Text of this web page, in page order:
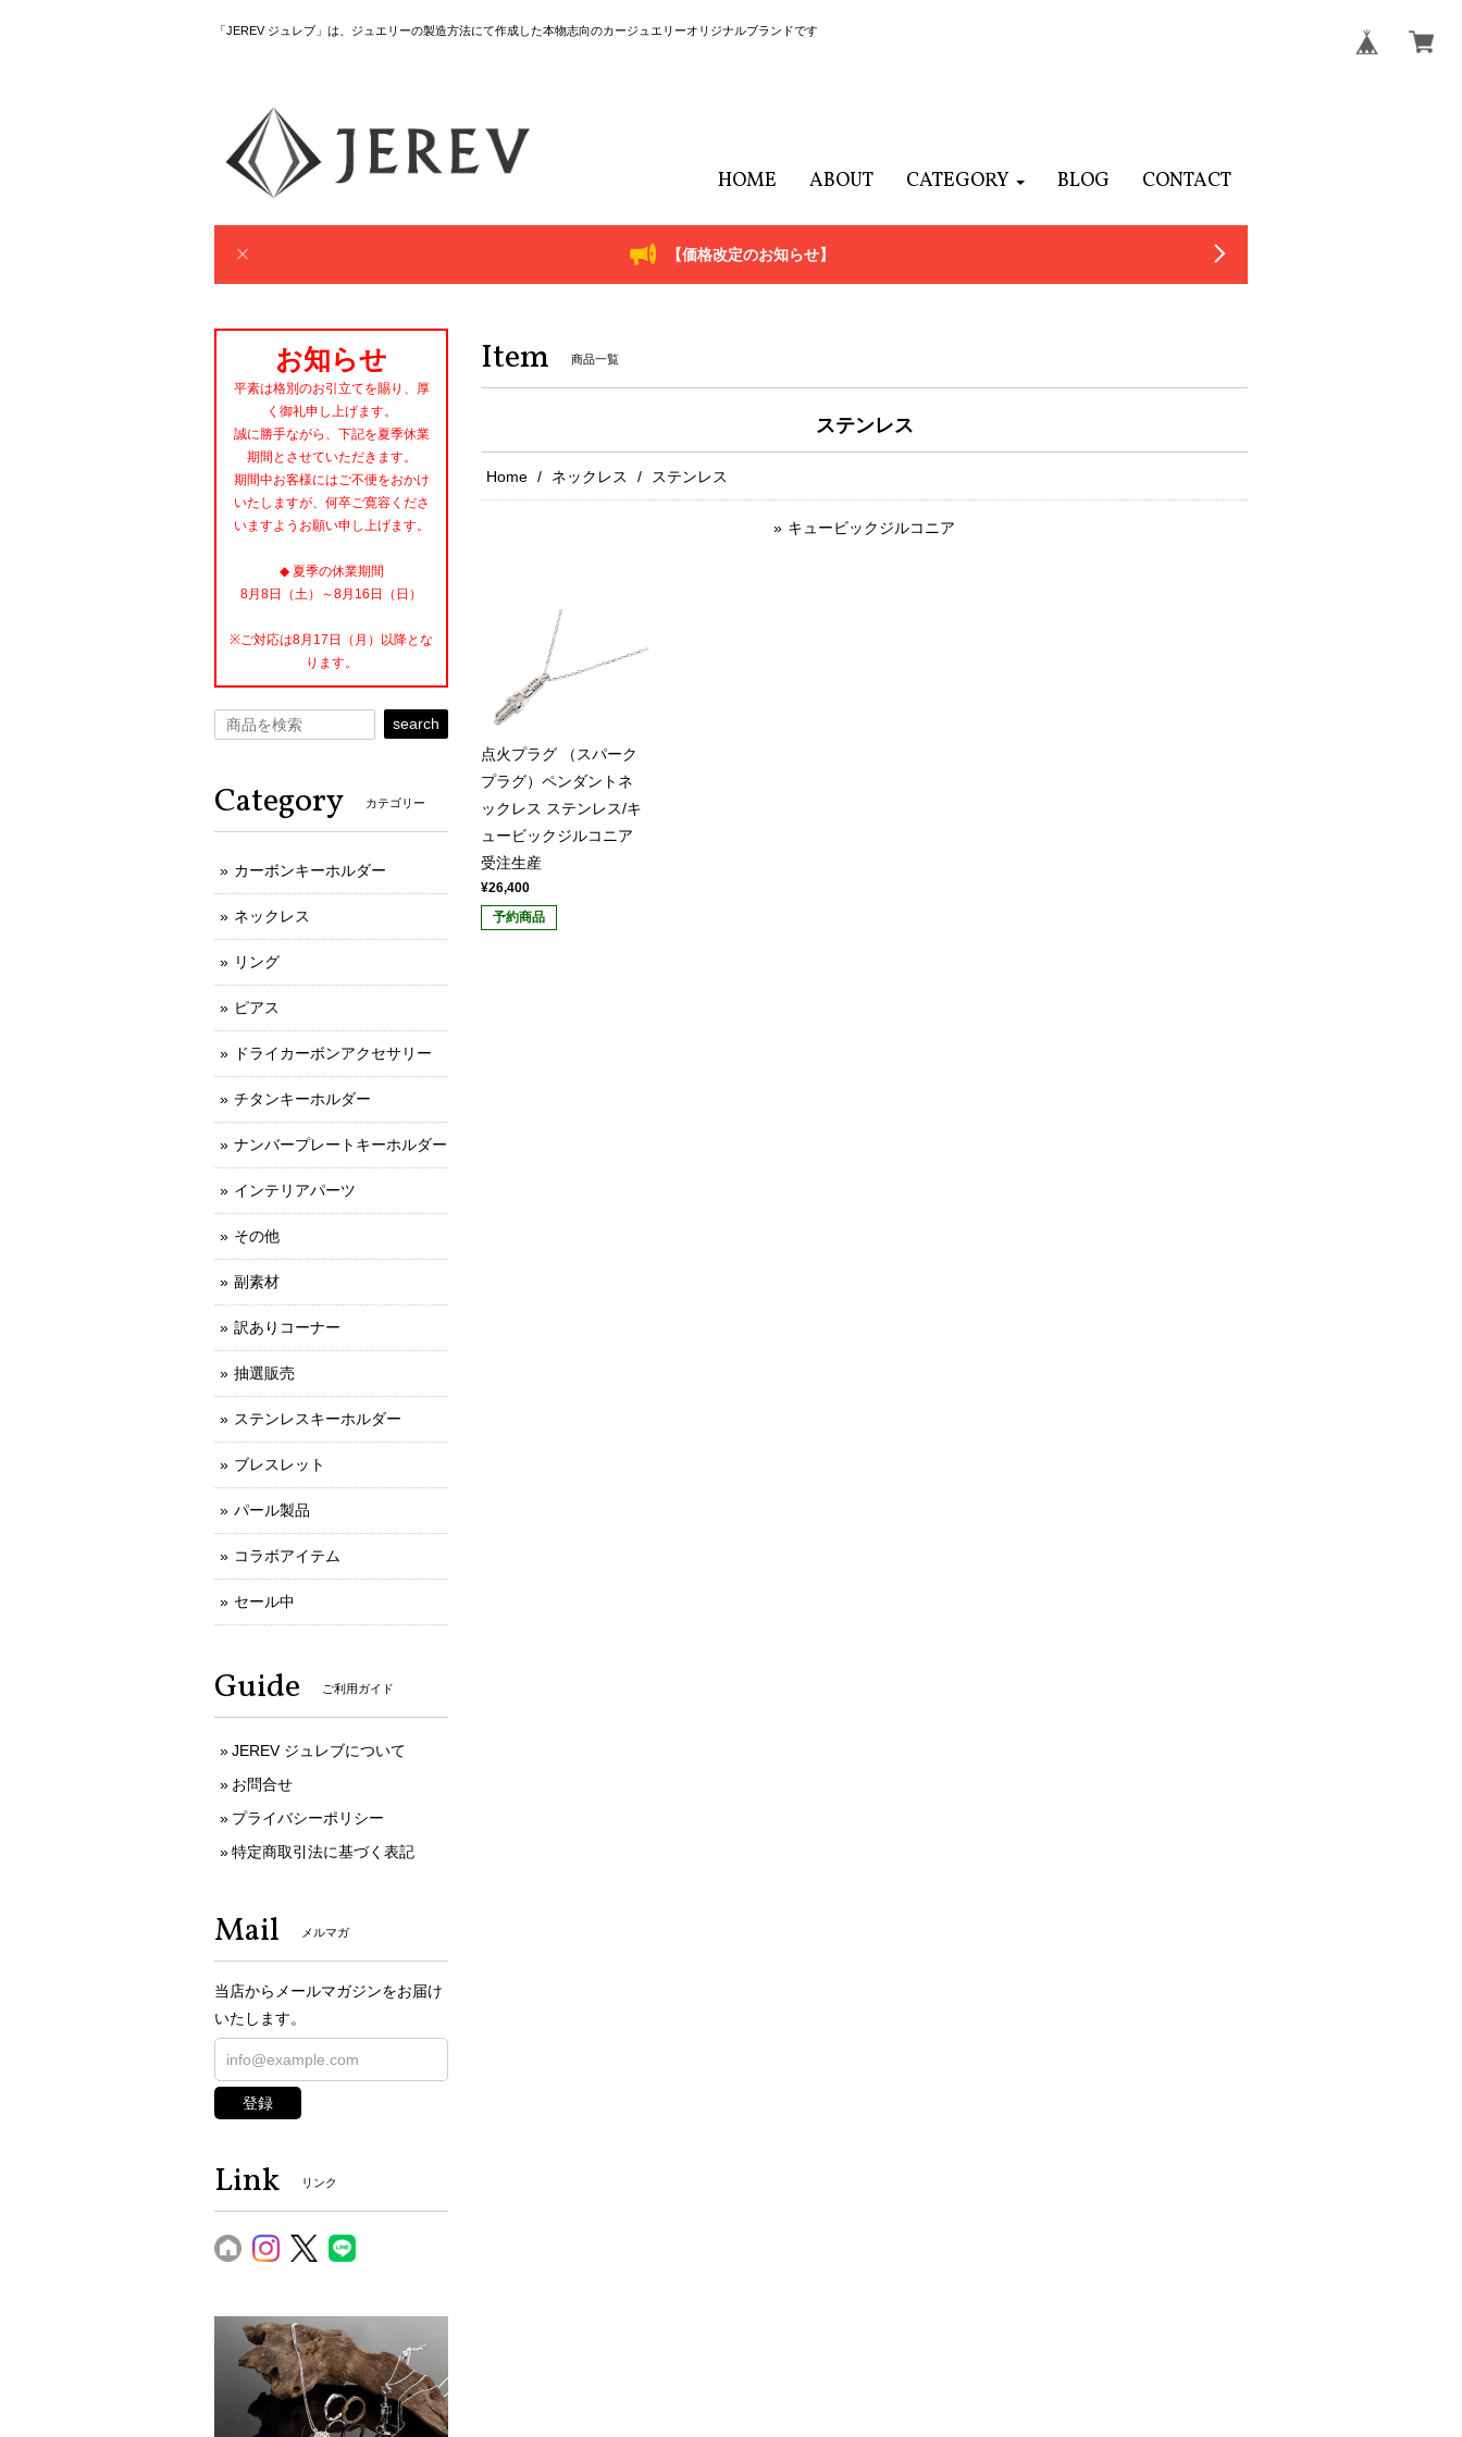
「JEREV ジュレブ」は、ジュエリーの製造方法にて作成した本物志向のカージュエリーオリジナルブランドです
HOME ABOUT CATEGORY BLOG CONTACT
【価格改定のお知らせ】
Item 商品一覧
ステンレス
Home ネックレス ステンレス
キュービックジルコニア
点火プラグ （スパーク
プラグ）ペンダントネ
ックレス ステンレス/キ
ュービックジルコニア
受注生産
¥26,400
予約商品
お知らせ
平素は格別のお引立てを賜り、厚
く御礼申し上げます。
誠に勝手ながら、下記を夏季休業
期間とさせていただきます。
期間中お客様にはご不便をおかけ
いたしますが、何卒ご寛容くださ
いますようお願い申し上げます。
◆ 夏季の休業期間
8月8日（土）～8月16日（日）
※ご対応は8月17日（月）以降とな
ります。
search
Category カテゴリー
カーボンキーホルダー
ネックレス
リング
ピアス
ドライカーボンアクセサリー
チタンキーホルダー
ナンバープレートキーホルダー
インテリアパーツ
その他
副素材
訳ありコーナー
抽選販売
ステンレスキーホルダー
ブレスレット
パール製品
コラボアイテム
セール中
Guide ご利用ガイド
JEREV ジュレブについて
お問合せ
プライバシーポリシー
特定商取引法に基づく表記
Mail メルマガ
当店からメールマガジンをお届け
いたします。
登録
Link リンク